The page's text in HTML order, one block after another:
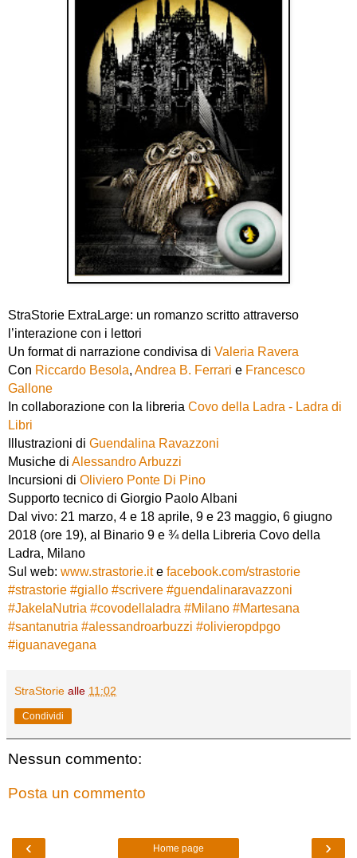
StraStorie ExtraLarge: un romanzo scritto attraverso
l’interazione con i lettori
Un format di narrazione condivisa di Valeria Ravera
Con Riccardo Besola, Andrea B. Ferrari e Francesco
Gallone
In collaborazione con la libreria Covo della Ladra - Ladra di
Libri
Illustrazioni di Guendalina Ravazzoni
Musiche di Alessandro Arbuzzi
Incursioni di Oliviero Ponte Di Pino
Supporto tecnico di Giorgio Paolo Albani
Dal vivo: 21 marzo, 4 e 18 aprile, 9 e 23 maggio, 6 giugno
2018 (ore 19), al Binario 9 e ¾ della Libreria Covo della
Ladra, Milano
Sul web: www.strastorie.ite facebook.com/strastorie
#strastorie #giallo #scrivere #guendalinaravazzoni
#JakelaNutria #covodellaladra #Milano #Martesana
#santanutria #alessandroarbuzzi #olivieropdpgo
#iguanavegana
StraStorie alle 11:02
Condividi
Nessun commento:
Posta un commento
‹ ›
Home page